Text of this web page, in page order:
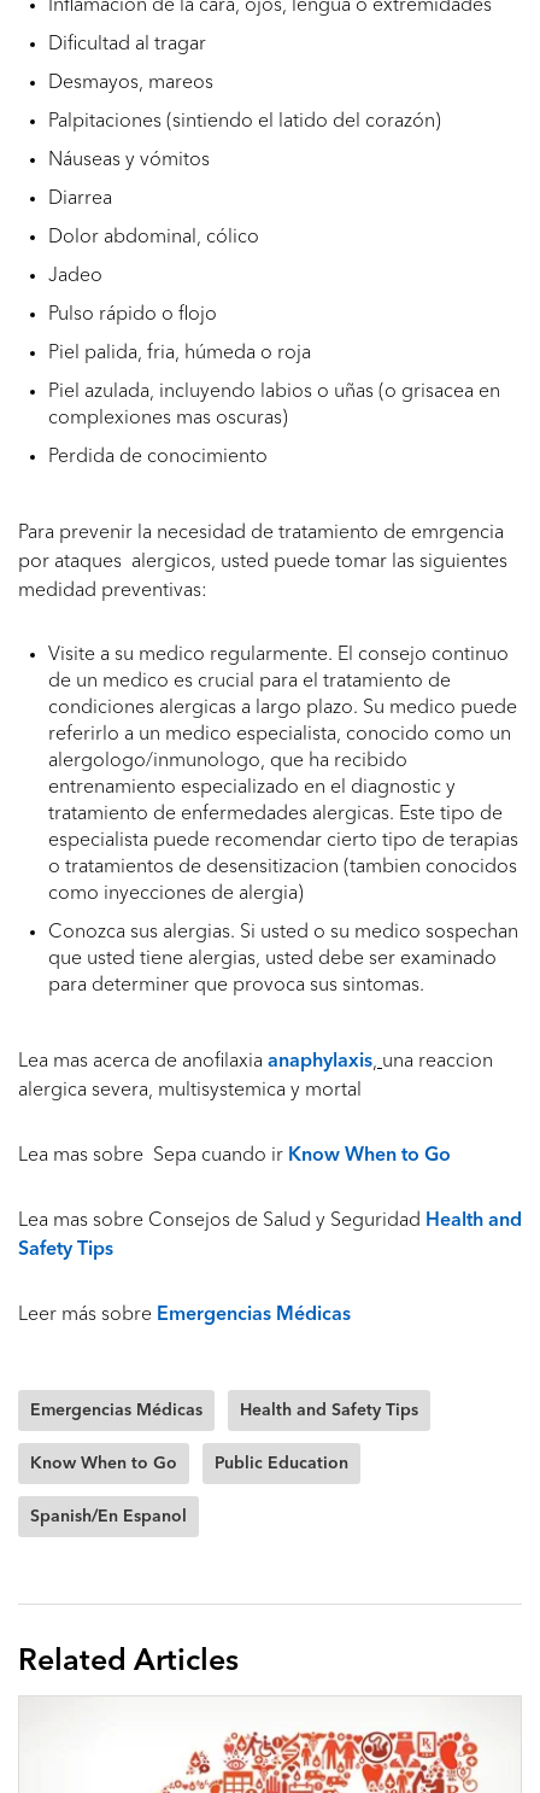
Inflamación de la cara, ojos, lengua o extremidades
Dificultad al tragar
Desmayos, mareos
Palpitaciones (sintiendo el latido del corazón)
Náuseas y vómitos
Diarrea
Dolor abdominal, cólico
Jadeo
Pulso rápido o flojo
Piel palida, fria, húmeda o roja
Piel azulada, incluyendo labios o uñas (o grisacea en
complexiones mas oscuras)
Perdida de conocimiento
Para prevenir la necesidad de tratamiento de emrgencia
por ataques alergicos, usted puede tomar las siguientes
medidad preventivas:
Visite a su medico regularmente. El consejo continuo
de un medico es crucial para el tratamiento de
condiciones alergicas a largo plazo. Su medico puede
referirlo a un medico especialista, conocido como un
alergologo/inmunologo, que ha recibido
entrenamiento especializado en el diagnostic y
tratamiento de enfermedades alergicas. Este tipo de
especialista puede recomendar cierto tipo de terapias
o tratamientos de desensitizacion (tambien conocidos
como inyecciones de alergia)
Conozca sus alergias. Si usted o su medico sospechan
que usted tiene alergias, usted debe ser examinado
para determiner que provoca sus sintomas.
Lea mas acerca de anofilaxia anaphylaxis, una reaccion
alergica severa, multisystemica y mortal
Lea mas sobre Sepa cuando ir Know When to Go
Lea mas sobre Consejos de Salud y Seguridad Health and
Safety Tips
Leer más sobre Emergencias Médicas
Emergencias Médicas Health and Safety Tips
Know When to Go Public Education
Spanish/En Espanol
Related Articles